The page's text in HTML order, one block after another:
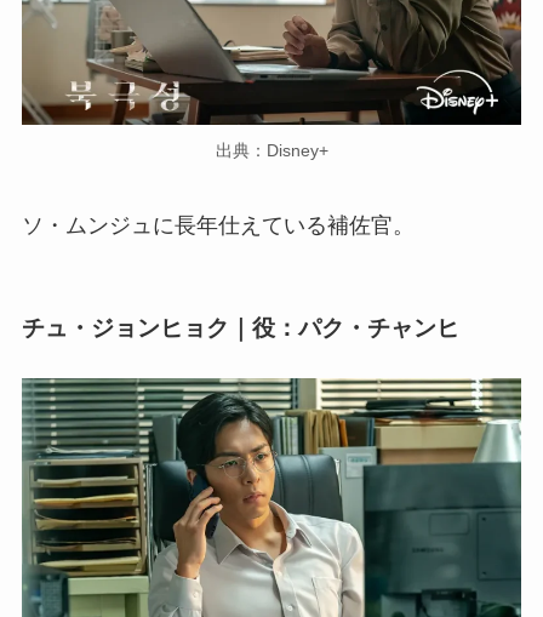
出典：Disney+
ソ・ムンジュに長年仕えている補佐官。
チュ・ジョンヒョク｜役：パク・チャンヒ